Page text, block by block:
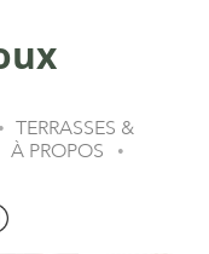
• TERRASSES &
À PROPOS •